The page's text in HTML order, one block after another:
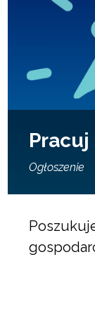
Pracuj
Ogłoszenie